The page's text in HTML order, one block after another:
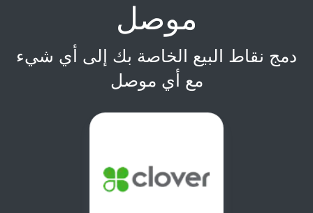
موصل
دمج نقاط البيع الخاصة بك إلى أي شيء
مع أي موصل